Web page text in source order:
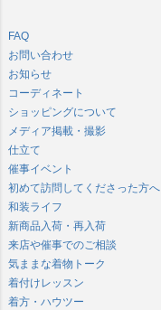
FAQ
お問い合わせ
お知らせ
コーディネート
ショッピングについて
メディア掲載・撮影
仕立て
催事イベント
初めて訪問してくださった方へ
和装ライフ
新商品入荷・再入荷
来店や催事でのご相談
気ままな着物トーク
着付けレッスン
着方・ハウツー